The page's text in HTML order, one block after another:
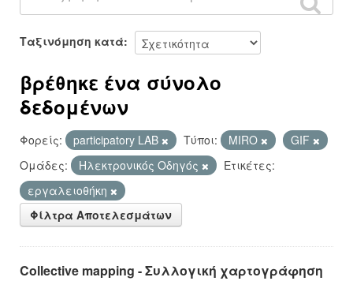
Ταξινόμηση κατά
βρέθηκε ένα σύνολο
δεδομένων
Φορείς: participatory LAB Τύποι: MIRO
GIF
Ομάδες:
Hλεκτρονικός Οδηγός
Ετικέτες:
εργαλειοθήκη
Φίλτρα Αποτελεσμάτων
Collective mapping - Συλλογική χαρτογράφηση